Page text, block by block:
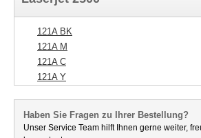
121A BK
121A M
121A C
121A Y
Haben Sie Fragen zu Ihrer Bestellung?
Unser Service Team hilft Ihnen gerne weiter,